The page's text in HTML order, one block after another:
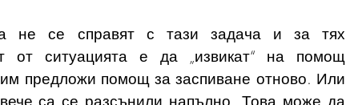
не се справят с тази задача и за тях
от ситуацията е да „извикат“ на помощ
предложи помощ за заспиване отново. Или